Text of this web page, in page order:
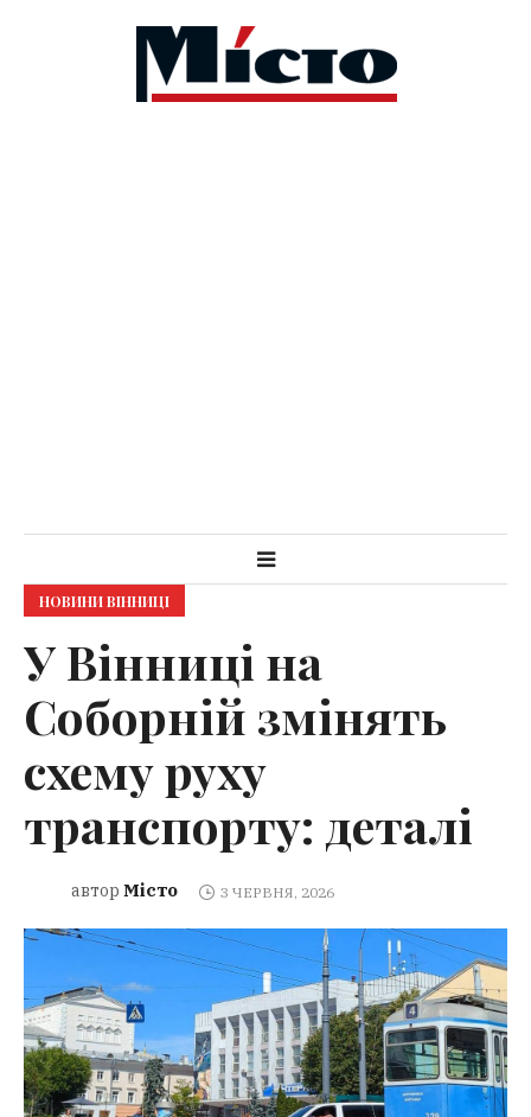
НОВИНИ ВІННИЦІ
У Вінниці на
Соборній змінять
схему руху
транспорту: деталі
автор Місто 3 ЧЕРВНЯ, 2026